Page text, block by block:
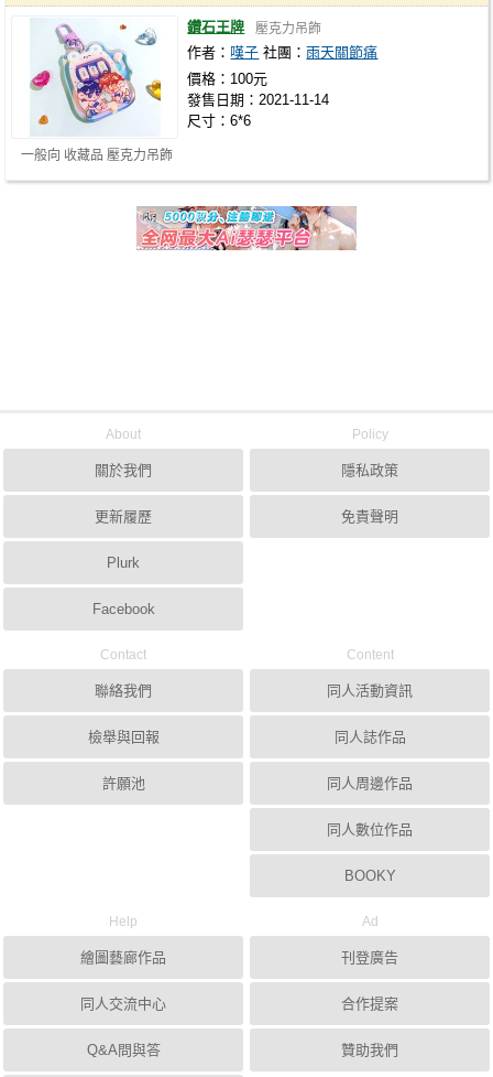
一般向 收藏品 壓克力吊飾
鑽石王牌 壓克力吊飾
作者： 嘆子 社團：雨天關節痛
價格：100元
發售日期：2021-11-14
尺寸：6*6
About
關於我們
更新履歷
Plurk
Facebook
Policy
隱私政策
免責聲明
Contact
聯絡我們
檢舉與回報
許願池
Content
同人活動資訊
同人誌作品
同人周邊作品
同人數位作品
BOOKY
Help
繪圖藝廊作品
同人交流中心
Q&A問與答
Ad
刊登廣告
合作提案
贊助我們